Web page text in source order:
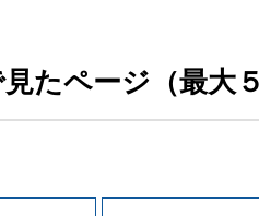
たページ（最大５